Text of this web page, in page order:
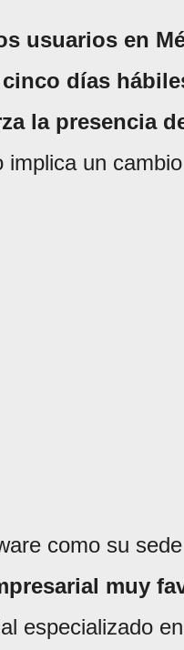
usuarios en
días
la presencia
implica un
como su
muy
especializado